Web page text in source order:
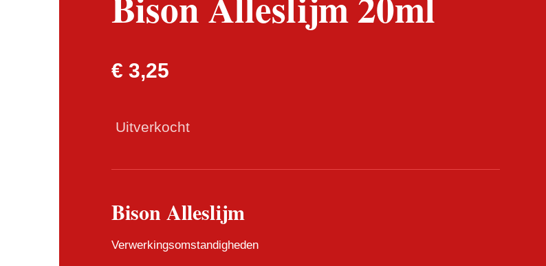
€ 3,25
Uitverkocht
Bison Alleslijm
Verwerkingsomstandigheden